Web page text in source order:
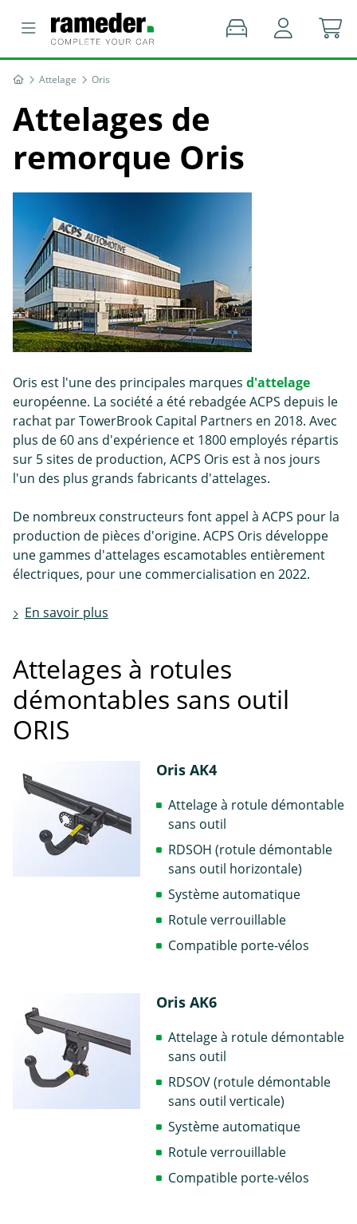
Attelage Oris
Attelages de
remorque Oris
Oris est l'une des principales marques d'attelage
européenne. La société a été rebadgée ACPS depuis le
rachat par TowerBrook Capital Partners en 2018. Avec
plus de 60 ans d'expérience et 1800 employés répartis
sur 5 sites de production, ACPS Oris est à nos jours
l'un des plus grands fabricants d'attelages.
De nombreux constructeurs font appel à ACPS pour la
production de pièces d'origine. ACPS Oris développe
une gammes d'attelages escamotables entièrement
électriques, pour une commercialisation en 2022.
En savoir plus
Attelages à rotules
démontables sans outil
ORIS
Oris AK4
Attelage à rotule démontable
sans outil
RDSOH (rotule démontable
sans outil horizontale)
Système automatique
Rotule verrouillable
Compatible porte-vélos
Oris AK6
Attelage à rotule démontable
sans outil
RDSOV (rotule démontable
sans outil verticale)
Système automatique
Rotule verrouillable
Compatible porte-vélos